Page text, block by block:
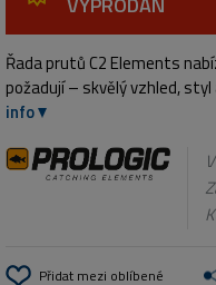
Řada prutů C2 Elements
požadují – skvělý vzhled,
info
Přidat mezi oblíbené